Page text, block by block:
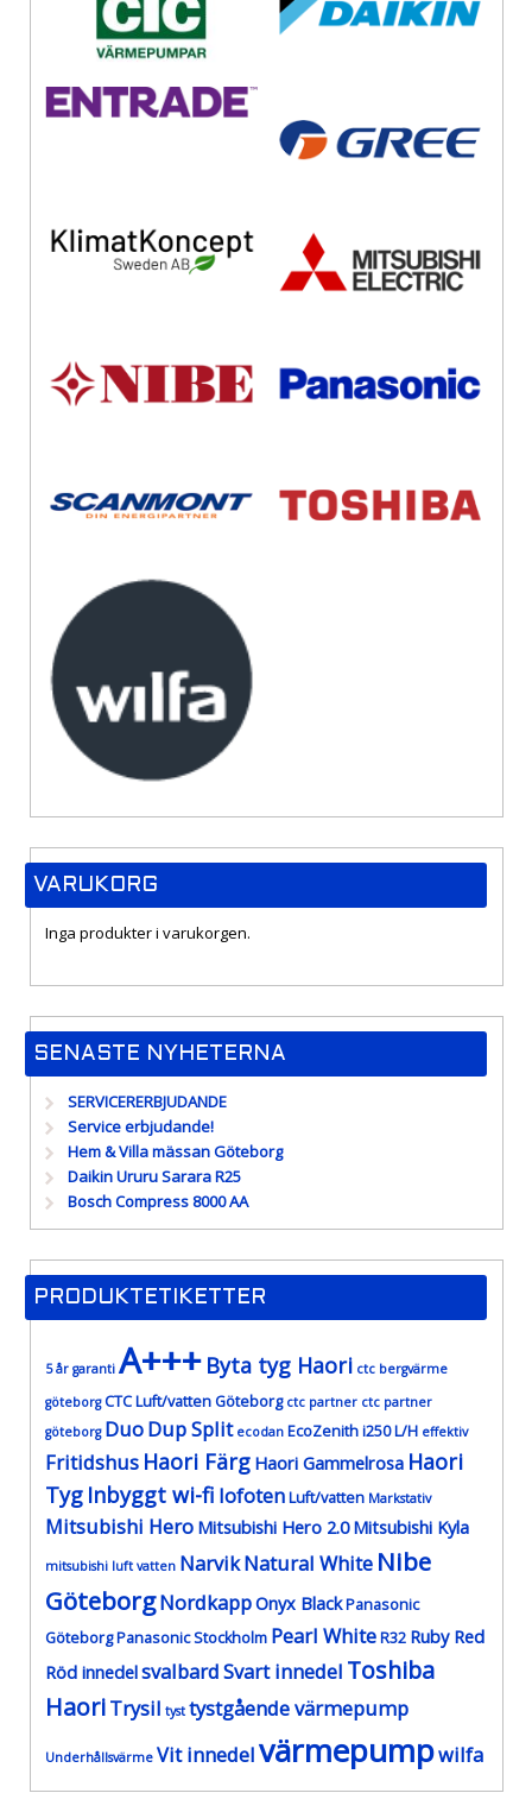
VARUKORG
Inga produkter i varukorgen.
SENASTE NYHETERNA
SERVICERERBJUDANDE
Service erbjudande!
Hem & Villa mässan Göteborg
Daikin Ururu Sarara R25
Bosch Compress 8000 AA
PRODUKTETIKETTER
5 år garanti A+++ Byta tyg Haori ctc bergvärme
göteborg CTC Luft/vatten Göteborg ctc partner ctc partner
göteborg DuoDup Split ecodan EcoZenith i250 L/H effektiv
Fritidshus Haori Färg Haori Gammelrosa Haori
Tyg Inbyggt wi-fi lofotenLuft/vatten Markstativ
Mitsubishi Hero Mitsubishi Hero 2.0 Mitsubishi Kyla
mitsubishi luft vatten NarvikNatural White Nibe
GöteborgNordkappOnyx BlackPanasonic
GöteborgPanasonic Stockholm Pearl WhiteR32 Ruby Red
Röd innedelsvalbardSvart innedel Toshiba
HaoriTrysil tyst tystgående värmepump
Underhållsvärme Vit innedelvärmepumpwilfa